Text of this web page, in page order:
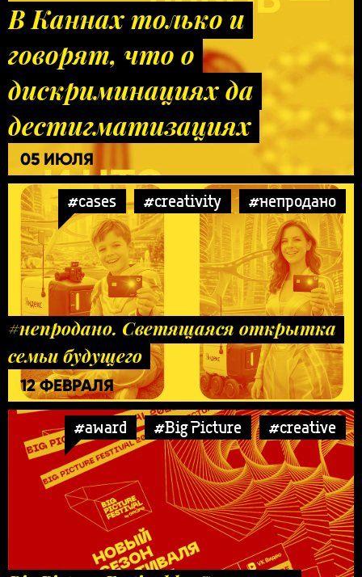
В Каннах только и
говорят, что о
дискриминациях да
дестигматизациях
05 ИЮЛЯ
#cases #creativity #непродано
#непродано. Светящаяся открытка
семьи будущего
12 ФЕВРАЛЯ
#award #Big Picture #creative